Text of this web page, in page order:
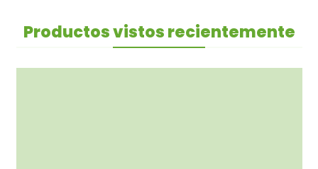
Productos vistos recientemente